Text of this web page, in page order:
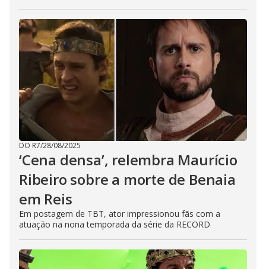
DO R7/28/08/2025
‘Cena densa’, relembra Maurício
Ribeiro sobre a morte de Benaia
em Reis
Em postagem de TBT, ator impressionou fãs com a
atuação na nona temporada da série da RECORD